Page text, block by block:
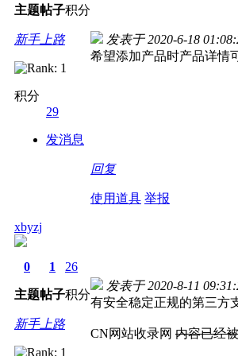
主题帖子积分
新手上路
积分
29
发消息
发表于 2020-6-18
希望添加产品时产品详情
回复
使用道具 举报
xbyzj
0
主题
1
帖子
26
积分
新手上路
发表于 2020-8-11
有安全稳定正规的第三方
CN网站收录网 内容已经